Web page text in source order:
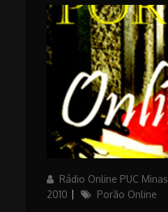
AuthorRádio Online PUC Minas
2010
Categories
Porão Online